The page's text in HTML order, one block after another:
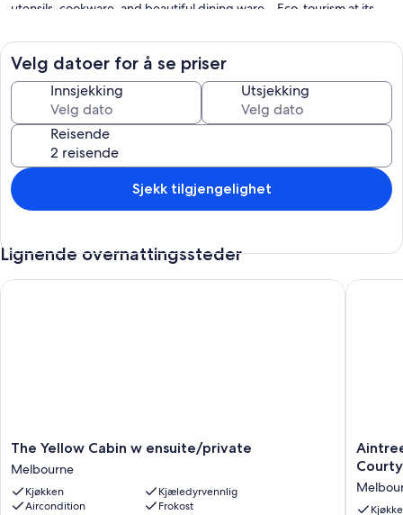
utensils, cookware, and beautiful dining ware. . Eco-tourism at its
and enjoy the country delicacies . Or just relax with a glass of wine
on the cozy swing in the verendah and relish the sunset and starry
nights ....
Velg datoer for å se priser
Innsjekking Utsjekking
Reisende
Sjekk tilgjengelighet
Lignende overnattingssteder
The
Yellow
Cabin
w
ensuite/private
The Yellow Cabin w ensuite/private
Melbourne
Kjøkken
Kjæledyrvennlig
Aircondition
Frokost
The Yellow Cabin w ensuite/private
Area's
kept
secret.